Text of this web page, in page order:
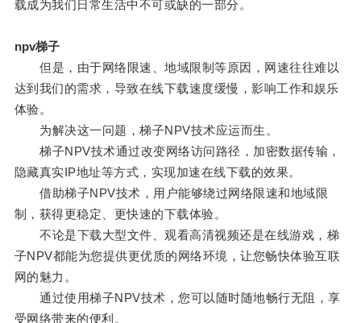
载成为我们日常生活中不可或缺的一部分。
npv梯子
但是，由于网络限速、地域限制等原因，网速往往难以
达到我们的需求，导致在线下载速度缓慢，影响工作和娱乐
体验。
为解决这一问题，梯子NPV技术应运而生。
梯子NPV技术通过改变网络访问路径，加密数据传输，
隐藏真实IP地址等方式，实现加速在线下载的效果。
借助梯子NPV技术，用户能够绕过网络限速和地域限
制，获得更稳定、更快速的下载体验。
不论是下载大型文件、观看高清视频还是在线游戏，梯
子NPV都能为您提供更优质的网络环境，让您畅快体验互联
网的魅力。
通过使用梯子NPV技术，您可以随时随地畅行无阻，享
受网络带来的便利。